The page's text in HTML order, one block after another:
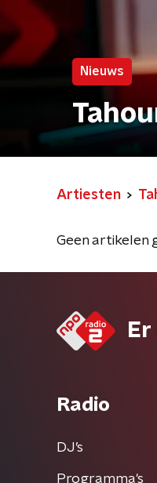
Nieuws
Artiesten
Geen artikelen
Radio
DJ’s
Programma's